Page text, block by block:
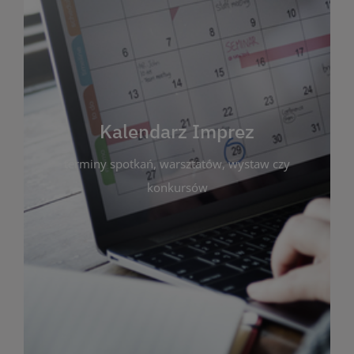
Kalendarz Imprez
terminy spotkań, warsztatów, wystaw czy
konkursów
Kalendarz Imprez
Zakładka ta gromadzi wszystkie planowane
wydarzenia kulturalne i edukacyjne organizowane
przez bibliotekę. Możesz tu sprawdzić terminy
spotkań, warsztatów, wystaw czy konkursów.
Dzięki przejrzystemu kalendarzowi łatwo
zaplanujesz udział w interesujących Cię
wydarzeniach. Aktualizujemy harmonogram na
bieżąco, by zawsze był zgodny z planem pracy
biblioteki. Zapraszamy do śledzenia i uczestnictwa
w życiu kulturalnym miasta!
WIĘCEJ